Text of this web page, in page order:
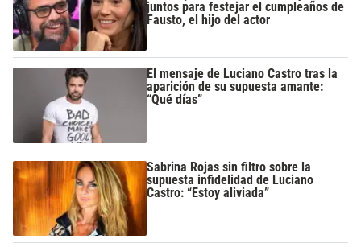
juntos para festejar el cumpleaños de
Fausto, el hijo del actor
El mensaje de Luciano Castro tras la
aparición de su supuesta amante:
“Qué días”
Sabrina Rojas sin filtro sobre la
supuesta infidelidad de Luciano
Castro: “Estoy aliviada”